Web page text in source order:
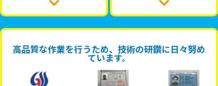
高品質な作業を行うため、技術の研鑽に日々努め
ています。